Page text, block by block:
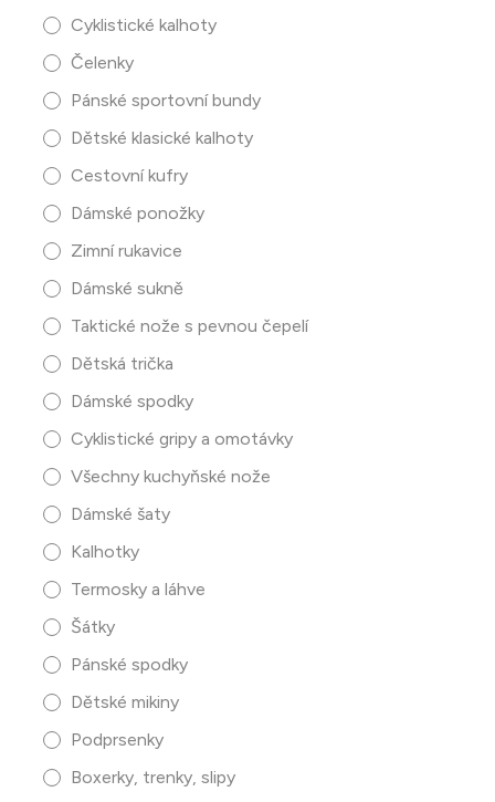
Cyklistické kalhoty
Čelenky
Pánské sportovní bundy
Dětské klasické kalhoty
Cestovní kufry
Dámské ponožky
Zimní rukavice
Dámské sukně
Taktické nože s pevnou čepelí
Dětská trička
Dámské spodky
Cyklistické gripy a omotávky
Všechny kuchyňské nože
Dámské šaty
Kalhotky
Termosky a láhve
Šátky
Pánské spodky
Dětské mikiny
Podprsenky
Boxerky, trenky, slipy